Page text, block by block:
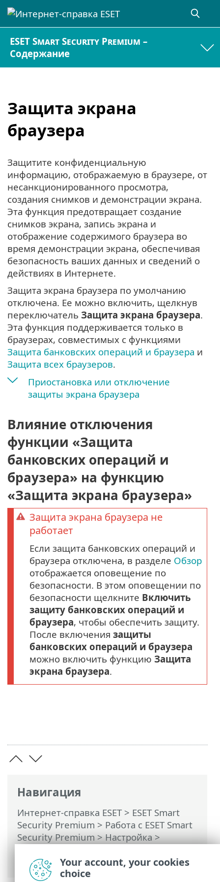
ESET Smart Security Premium –
Содержание
Защита экрана
браузера
Навигация
Интернет-справка ESET> ESET Smart
Security Premium > Работа с ESET Smart
Security Premium>Настройка>
экрана браузера
Защитите конфиденциальную
информацию, отображаемую в браузере, от
несанкционированного просмотра,
создания снимков и демонстрации экрана.
Эта функция предотвращает создание
снимков экрана, запись экрана и
отображение содержимого браузера во
время демонстрации экрана, обеспечивая
безопасность ваших данных и сведений о
действиях в Интернете.
Защита экрана браузера по умолчанию
отключена. Ее можно включить, щелкнув
переключатель Защита экрана браузера.
Эта функция поддерживается только в
браузерах, совместимых с функциями
Защита банковских операций и браузера и
Защита всех браузеров.
Приостановка или отключение
защиты экрана браузера
Влияние отключения
функции «Защита
банковских операций и
браузера» на функцию
«Защита экрана браузера»
Защита экрана браузера не
работает
Если защита банковских операций и
браузера отключена, в разделе Обзор
отображается оповещение по
безопасности. В этом оповещении по
безопасности щелкните Включить
защиту банковских операций и
браузера, чтобы обеспечить защиту.
После включения защиты
банковских операций и браузера
можно включить функцию Защита
экрана браузера.
Your account, your cookies
choice